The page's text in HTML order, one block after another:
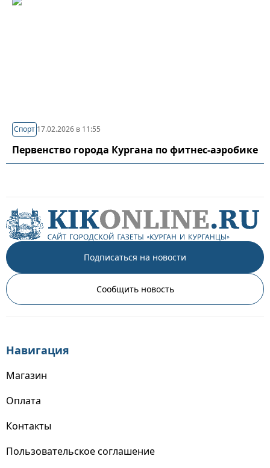
Спорт 17.02.2026 в 11:55
Первенство города Кургана по фитнес-аэробике
Подписаться на новости
Сообщить новость
Навигация
Магазин
Оплата
Контакты
Пользовательское соглашение